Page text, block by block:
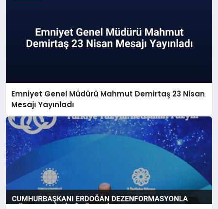
Emniyet Genel Müdürü Mahmut Demirtaş 23 Nisan
Mesajı Yayınladı